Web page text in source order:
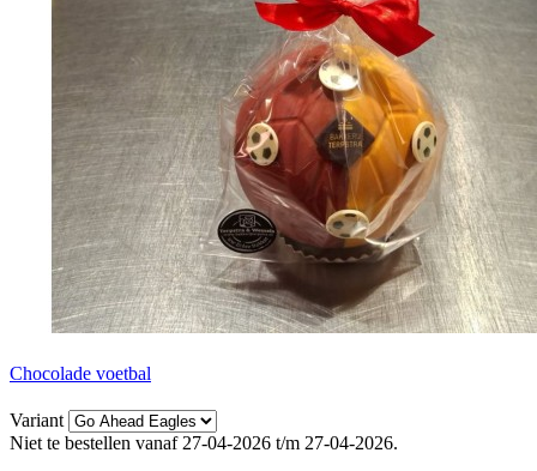
Chocolade voetbal
Variant
Niet te bestellen vanaf 27-04-2026 t/m 27-04-2026.